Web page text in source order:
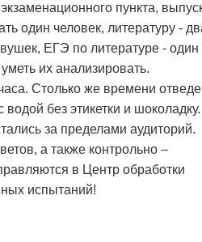
пункта,
один человек, литературу -
ЕГЭ по литературе - один
их анализировать.
Столько же времени
без этикетки и шоколадку.
за пределами аудиторий.
а также контрольно –
в Центр обработки
испытаний!